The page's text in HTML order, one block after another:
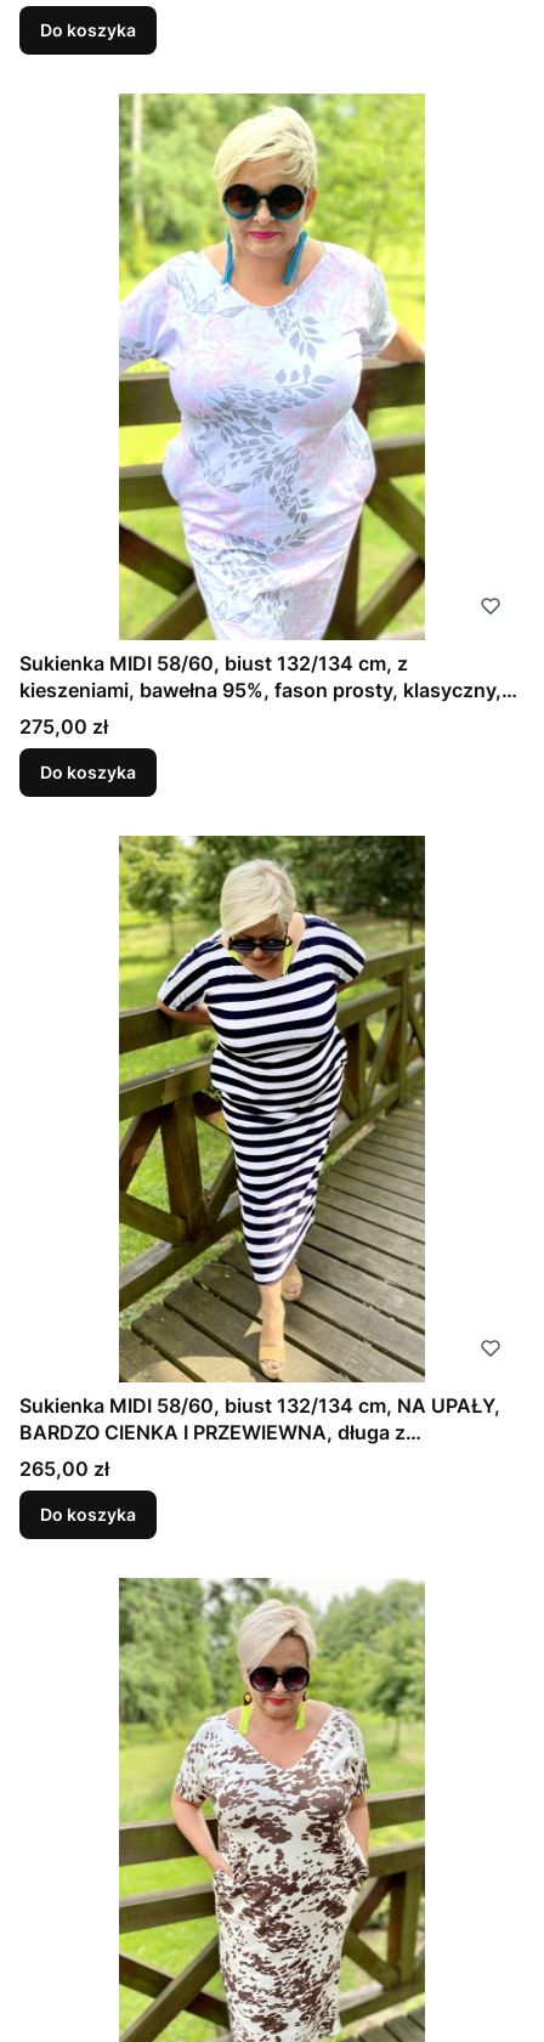
Do koszyka
Sukienka MIDI 58/60, biust 132/134 cm, z
kieszeniami, bawełna 95%, fason prosty, klasyczny,
dekolt idealny na większy biust, JASNA, BIAŁA Z
SZARO RÓŻOWĄ MANDALĄ
Cena
275,00 zł
Do koszyka
Sukienka MIDI 58/60, biust 132/134 cm, NA UPAŁY,
BARDZO CIENKA I PRZEWIEWNA, długa z
kieszeniami, bawełna 95%, fason prosty, dekolt
idealny na większy biust, 2 CM PASKI BIAŁO
GRANATOWE, JEDWABNY JERSEY
Cena
265,00 zł
Do koszyka